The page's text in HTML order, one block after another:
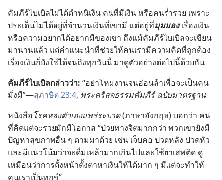
คัมภีร์ไบเบิลไม่ได้ตำหนิเงิน คนที่มีเงิน หรือคนร่ำรวย เพราะ
ประเด็นไม่ได้อยู่ที่จำนวนเงินที่เขามี แต่อยู่ที่มุมมองเรื่องเงิน
หรือความอยากได้อยากมีของเขา ถึงแม้คัมภีร์ไบเบิลจะเขียน
มานานแล้ว แต่คำแนะนำที่ช่วยให้คนเรามีความคิดที่ถูกต้อง
เรื่องเงินก็ยังใช้ได้จนถึงทุกวันนี้ มาดูตัวอย่างต่อไปนี้ด้วยกัน
คัมภีร์ไบเบิลกล่าวว่า: “อย่าโหมงานจนอ่อนล้าเพื่อจะเป็นคน
มั่งมี”—สุภาษิต 23:4, พระคริสตธรรมคัมภีร์ ฉบับมาตรฐาน
หนังสือโรคหลงตัวเองแพร่ระบาด(ภาษาอังกฤษ) บอกว่า คน
ที่คิดแต่จะรวยมักมีโอกาส “ป่วยทางจิตมากกว่า พวกเขายังมี
ปัญหาสุขภาพอื่น ๆ ตามมาด้วย เช่น เจ็บคอ ปวดหลัง ปวดหัว
และมีแนวโน้มว่าจะดื่มเหล้ามากเกินไปและใช้ยาเสพติด ดู
เหมือนว่าการตั้งหน้าตั้งตาหาเงินให้ได้มาก ๆ มีแต่จะทำให้
คนเราเป็นทุกข์”